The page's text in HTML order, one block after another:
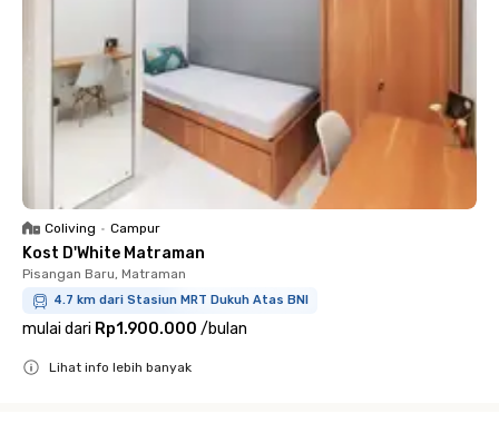
Coliving • Campur
Kost D'White Matraman
Pisangan Baru, Matraman
4.7 km dari Stasiun MRT Dukuh Atas BNI
mulai dari Rp1.900.000 /bulan
Lihat info lebih banyak